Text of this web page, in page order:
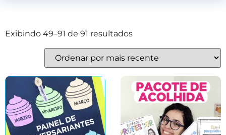
Exibindo 49–91 de 91 resultados